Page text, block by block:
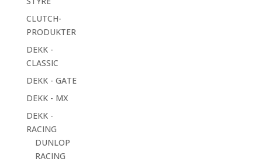
CLUTCH-
PRODUKTER
DEKK -
CLASSIC
DEKK - GATE
DEKK - MX
DEKK -
RACING
DUNLOP
RACING